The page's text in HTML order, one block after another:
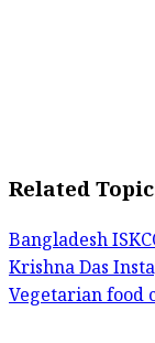
Related
Bangladesh
Krishna Das
Vegetarian food